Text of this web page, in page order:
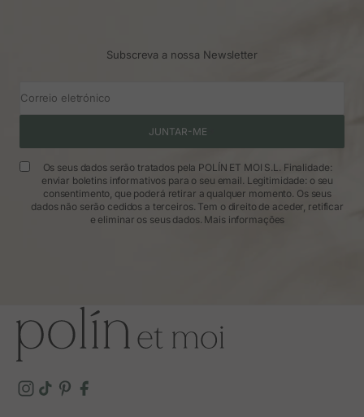
Subscreva a nossa Newsletter
Correio eletrónico
JUNTAR-ME
Os seus dados serão tratados pela POLÍN ET MOI S.L. Finalidade:
enviar boletins informativos para o seu email. Legitimidade: o seu
consentimento, que poderá retirar a qualquer momento. Os seus
dados não serão cedidos a terceiros. Tem o direito de aceder, retificar
e eliminar os seus dados. Mais informações